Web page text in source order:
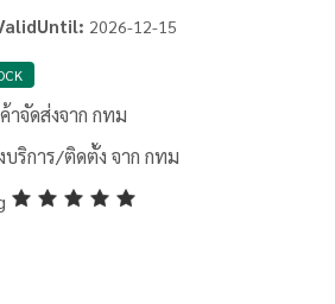
2026-12-15
าจัดส่งจาก กทม
บริการ/ติดตั้ง จาก กทม